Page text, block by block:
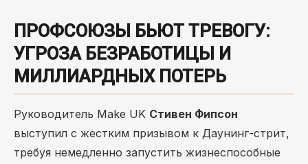
ПРОФСОЮЗЫ БЬЮТ ТРЕВОГУ:
УГРОЗА БЕЗРАБОТИЦЫ И
МИЛЛИАРДНЫХ ПОТЕРЬ
Руководитель Make UK Стивен Фипсон
выступил с жестким призывом к Даунинг-стрит,
требуя немедленно запустить жизнеспособные